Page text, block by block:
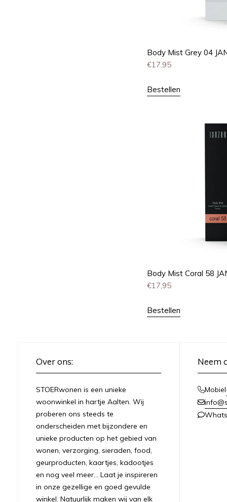
Body Mist Grey 04
€17,95
Bestellen
Body Mist Coral 58
€17,95
Bestellen
Over ons:
STOERwonen is een unieke
woonwinkel in hartje Aalten. Wij
proberen ons steeds te
onderscheiden met bijzondere en
unieke producten op het gebied van
wonen, verzorging, sieraden, food,
geurproducten, kaartjes, kadootjes
en nog veel meer... Laat je inspireren
in onze gezellige en goed gevulde
winkel. Natuurlijk maken wij van elk
Neem
Mobiel